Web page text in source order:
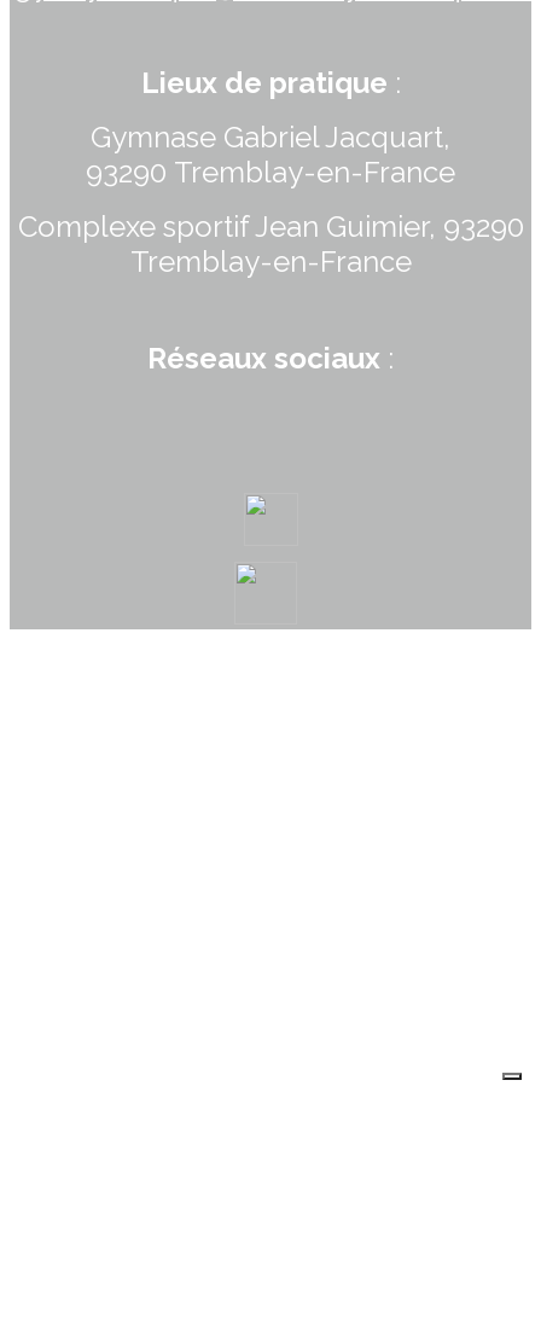
Lieux de pratique :
Gymnase Gabriel Jacquart,
93290 Tremblay-en-France
Complexe sportif Jean Guimier, 93290
Tremblay-en-France
Réseaux sociaux :